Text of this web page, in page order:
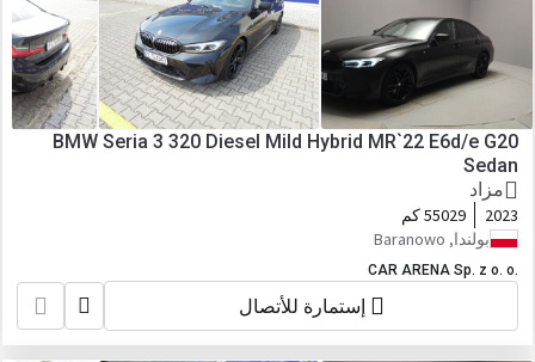
BMW Seria 3 320 Diesel Mild Hybrid MR`22 E6d/e G20
Sedan
مزاد
2023
55029 كم
بولندا, Baranowo
CAR ARENA Sp. z o. o.
إستمارة للأتصال